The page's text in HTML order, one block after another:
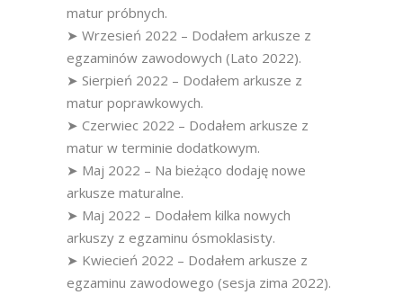
matur próbnych.
➤ Wrzesień 2022 – Dodałem arkusze z
egzaminów zawodowych (Lato 2022).
➤ Sierpień 2022 – Dodałem arkusze z
matur poprawkowych.
➤ Czerwiec 2022 – Dodałem arkusze z
matur w terminie dodatkowym.
➤ Maj 2022 – Na bieżąco dodaję nowe
arkusze maturalne.
➤ Maj 2022 – Dodałem kilka nowych
arkuszy z egzaminu ósmoklasisty.
➤ Kwiecień 2022 – Dodałem arkusze z
egzaminu zawodowego (sesja zima 2022).